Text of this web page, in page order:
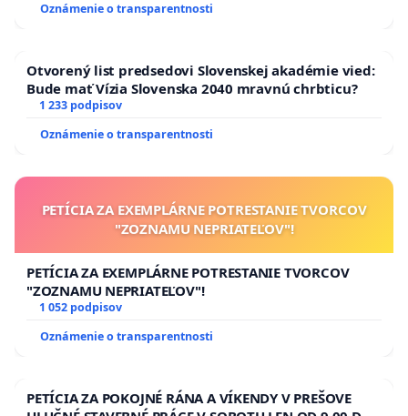
Oznámenie o transparentnosti
Otvorený list predsedovi Slovenskej akadémie vied:
Bude mať Vízia Slovenska 2040 mravnú chrbticu?
1 233 podpisov
Oznámenie o transparentnosti
PETÍCIA ZA EXEMPLÁRNE POTRESTANIE TVORCOV
"ZOZNAMU NEPRIATEĽOV"!
PETÍCIA ZA EXEMPLÁRNE POTRESTANIE TVORCOV
"ZOZNAMU NEPRIATEĽOV"!
1 052 podpisov
Oznámenie o transparentnosti
PETÍCIA ZA POKOJNÉ RÁNA A VÍKENDY V PREŠOVE